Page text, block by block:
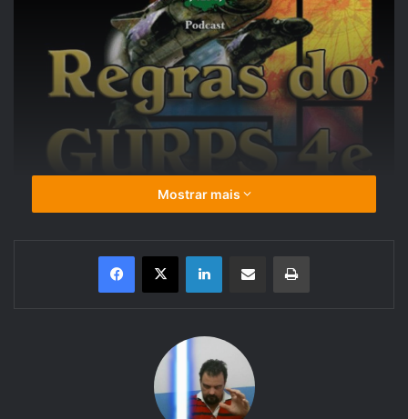
Bem-vinda(o) ao 168º episódio do Regras do GURPS 4ª
edição – Módulo Básico: Campanhas – Capítulo 14, um
Mostrar mais
Linkedin Compartilhar via e-mail Imprimir